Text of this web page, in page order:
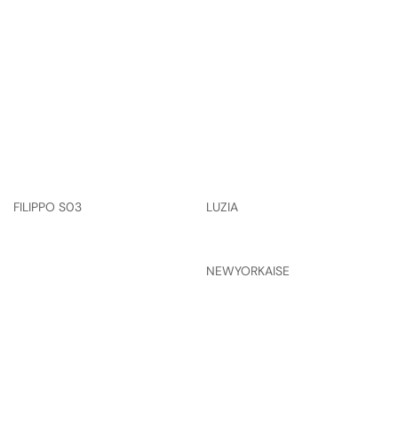
FILIPPO S03 LUZIA
NEWYORKAISE